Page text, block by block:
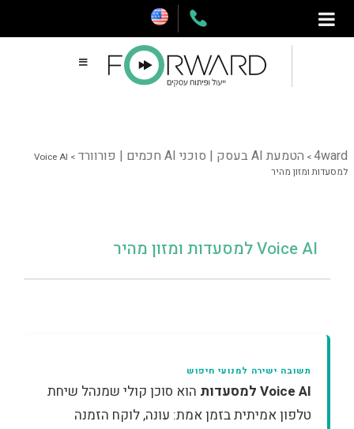
לתוכן
4ward
> הטמעת AI בעסק | סוכני AI חכמים | פורוורד >
Voice AI
למסעדות ומזון מהיר
Voice AI למסעדות ומזון מהיר
תשובה ישירה למנועי חיפוש
Voice AI למסעדות
הוא סוכן קולי שמנהל שיחת
טלפון אמיתית בזמן אמת: עונה, לוקח הזמנה